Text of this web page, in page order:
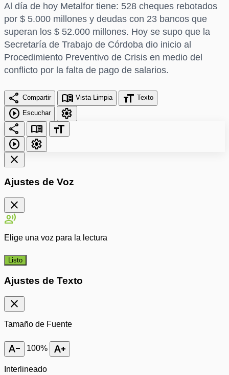
Al día de hoy Metalfor tiene: 528 cheques rebotados
por $ 5.000 millones y deudas con 23 bancos que
superan los $ 52.000 millones. Hoy se supo que la
Secretaría de Trabajo de Córdoba dio inicio al
Procedimiento Preventivo de Crisis en medio del
conflicto por la falta de pago de salarios.
share Compartir menu_book Vista Limpia format_size Texto
play_circle Escuchar
settings
share
menu_book
format_size
play_circle
settings
close
Ajustes de Voz
close
record_voice_over
Elige una voz para la lectura
Listo
Ajustes de Texto
close
Tamaño de Fuente
text_decrease 100% text_increase
Interlineado